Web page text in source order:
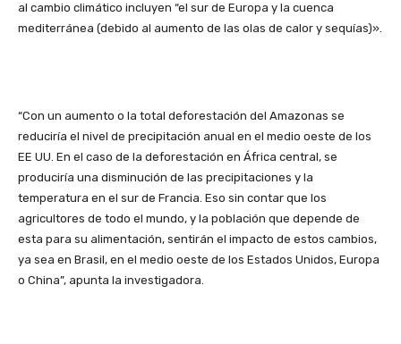
al cambio climático incluyen “el sur de Europa y la cuenca
mediterránea (debido al aumento de las olas de calor y sequías)».
“Con un aumento o la total deforestación del Amazonas se
reduciría el nivel de precipitación anual en el medio oeste de los
EE UU. En el caso de la deforestación en África central, se
produciría una disminución de las precipitaciones y la
temperatura en el sur de Francia. Eso sin contar que los
agricultores de todo el mundo, y la población que depende de
esta para su alimentación, sentirán el impacto de estos cambios,
ya sea en Brasil, en el medio oeste de los Estados Unidos, Europa
o China”, apunta la investigadora.